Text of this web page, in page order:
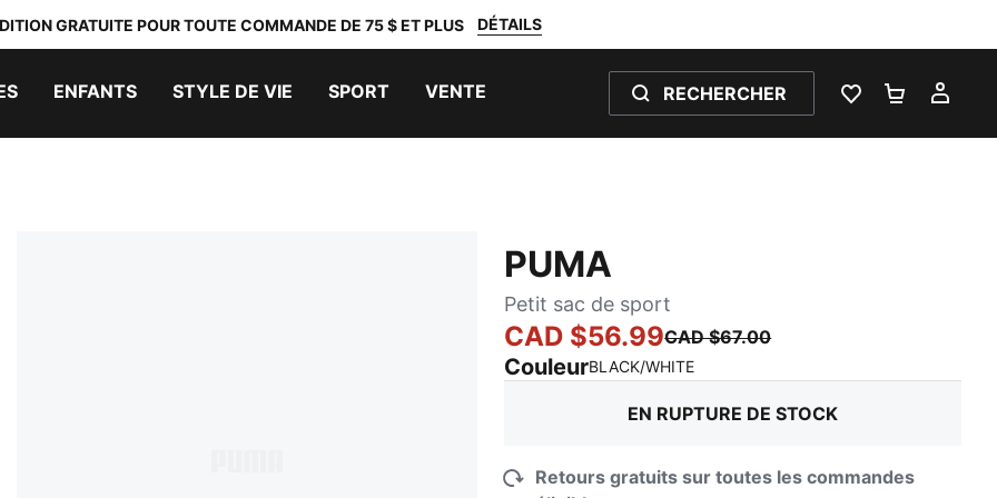
GRATUITE POUR TOUTE COMMANDE DE 75 $ ET PLUS DÉTAILS
ENFANTS STYLE DE VIE SPORT VENTE RECHERCHER
LISTE DEPANIER 0
PUMA
Petit sac de sport
CAD $56.99CAD $67.00
CouleurBLACK/WHITE:
EN RUPTURE DE STOCK
Retours gratuits sur toutes les commandes